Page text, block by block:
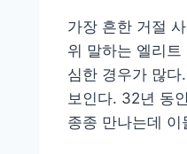
가장 흔한 거절
위 말하는 엘리
심한 경우가 많
보인다. 32년 동
종종 만나는데